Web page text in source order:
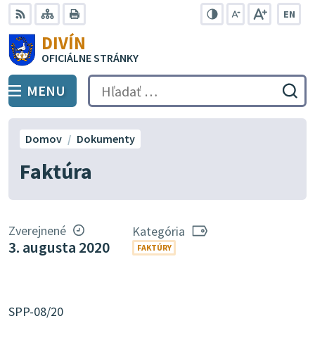
Preskočiť
na
obsah
RSS Mapa
EN
DIVÍN
OFICIÁLNE STRÁNKY
PREPNÚŤ
MENU Hľadať:
Faktúra
Domov Dokumenty
Zverejnené
3. augusta 2020
Kategória
FAKTÚRY
SPP-08/20